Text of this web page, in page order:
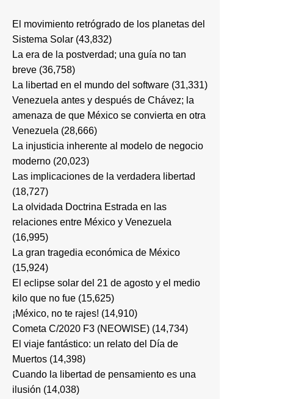
El movimiento retrógrado de los planetas del
Sistema Solar (43,832)
La era de la postverdad; una guía no tan
breve (36,758)
La libertad en el mundo del software (31,331)
Venezuela antes y después de Chávez; la
amenaza de que México se convierta en otra
Venezuela (28,666)
La injusticia inherente al modelo de negocio
moderno (20,023)
Las implicaciones de la verdadera libertad
(18,727)
La olvidada Doctrina Estrada en las
relaciones entre México y Venezuela
(16,995)
La gran tragedia económica de México
(15,924)
El eclipse solar del 21 de agosto y el medio
kilo que no fue (15,625)
¡México, no te rajes! (14,910)
Cometa C/2020 F3 (NEOWISE) (14,734)
El viaje fantástico: un relato del Día de
Muertos (14,398)
Cuando la libertad de pensamiento es una
ilusión (14,038)